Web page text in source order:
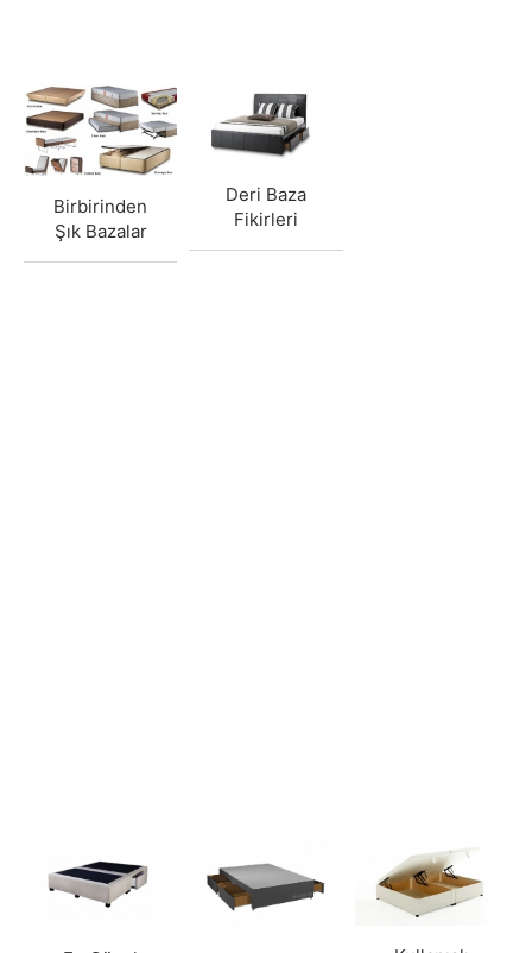
Birbirinden
Şık Bazalar
Deri Baza
Fikirleri